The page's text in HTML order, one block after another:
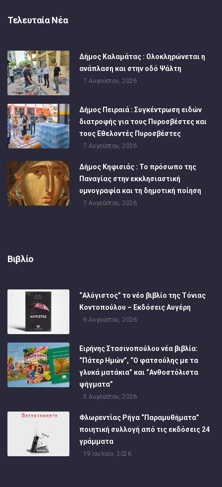
Τελευταία Νέα
Δήμος Καλαμάτας : Ολοκληρώνεται η
ανάπλαση και στην οδό Ψάλτη
7 Αυγούστου, 2026
Δήμος Πειραιά : Συγκέντρωση ειδών
διατροφής για τους Πυροσβέστες και
τους Εθελοντές Πυροσβέστες
7 Αυγούστου, 2026
Δήμος Κηφισιάς : Το πρόσωπο της
Παναγίας στην εκκλησιαστική
υμνογραφία και τη δημοτική ποίηση
7 Αυγούστου, 2026
Βιβλίο
“Αλύγιστος” το νέο βιβλίο της Τόνιας
Κοντοπούλου – Εκδόσεις Αυγέρη
6 Αυγούστου, 2026
Ειρήνης Στασινοπούλου νέα βιβλία:
“Πάτερ Ημών”, “Ο φατσούλης με τα
γλυκά ματάκια” και “Ανθοστόλιστα
ψήγματα”
5 Αυγούστου, 2026
Φλωρεντίας Ρήγα “Παραμυθήματα”
ποιητική συλλογή από τις εκδόσεις 24
γράμματα
19 Ιουλίου, 2026